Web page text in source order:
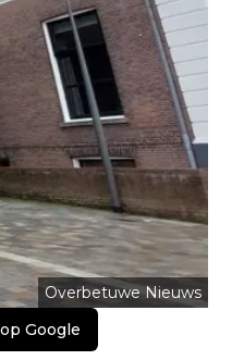
Overbetuwe Nieuws
Google